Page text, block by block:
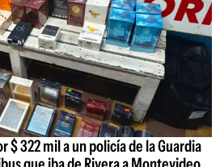
322 mil a un policía de la Guardia